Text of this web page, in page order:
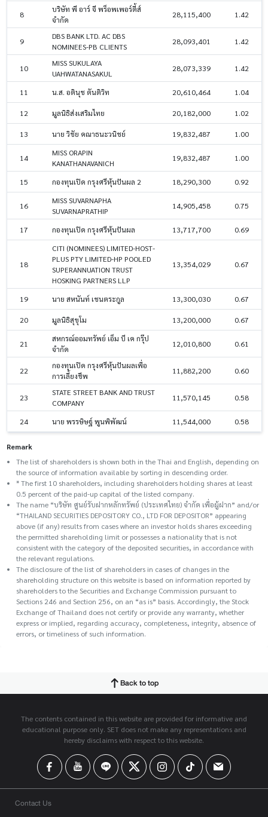
8
บริษัท พี อาร์ จี พร็อพเพอร์ตี้ส์
จำกัด
28,115,400 1.42
9
DBS BANK LTD. AC DBS
NOMINEES-PB CLIENTS
28,093,401 1.42
10
MISS SUKULAYA
UAHWATANASAKUL
28,073,339 1.42
11 น.ส. อตินุช ตันติวิท 20,610,464 1.04
12 มูลนิธิส่งเสริมไทย 20,182,000 1.02
13 นาย วิชัย คณาธนะวนิชย์ 19,832,487 1.00
14
MISS ORAPIN
KANATHANAVANICH
19,832,487 1.00
15 กองทุนเปิด กรุงศรีหุ้นปันผล 2 18,290,300 0.92
16
MISS SUVARNAPHA
SUVARNAPRATHIP
14,905,458 0.75
17 กองทุนเปิด กรุงศรีหุ้นปันผล 13,717,700 0.69
18
CITI (NOMINEES) LIMITED-HOST-
PLUS PTY LIMITED-HP POOLED
SUPERANNUATION TRUST
HOSKING PARTNERS LLP
13,354,029 0.67
19 นาย สหนันท์ เชนตระกูล 13,300,030 0.67
20 มูลนิธิสุขุโม 13,200,000 0.67
21
สหกรณ์ออมทรัพย์ เอ็ม บี เค กรุ๊ป
จำกัด
12,010,800 0.61
22
กองทุนเปิด กรุงศรีหุ้นปันผลเพื่อ
การเลี้ยงชีพ
11,882,200 0.60
23
STATE STREET BANK AND TRUST
COMPANY
11,570,145 0.58
24 นาย พรรษิษฐ์ พูนพิพัฒน์ 11,544,000 0.58
Remark
The list of shareholders is shown both in the Thai and English, depending on
the source of information available by sorting in descending order.
* The first 10 shareholders, including shareholders holding shares at least
0.5 percent of the paid-up capital of the listed company.
The name “บริษัท ศูนย์รับฝากหลักทรัพย์ (ประเทศไทย) จำกัด เพื่อผู้ฝาก” and/or
“THAILAND SECURITIES DEPOSITORY CO., LTD FOR DEPOSITOR” appearing
above (if any) results from cases where an investor holds shares exceeding
the permitted shareholding limit or possesses a nationality that is not
consistent with the category of the deposited securities, in accordance with
the relevant regulations.
The disclosure of the list of shareholders in cases of changes in the
shareholding structure on this website is based on information reported by
shareholders to the Securities and Exchange Commission pursuant to
Sections 246 and Section 256, on an “as is” basis. Accordingly, the Stock
Exchange of Thailand does not certify or provide any warranty, whether
express or implied, regarding accuracy, completeness, integrity, absence of
errors, or timeliness of such information.
Back to top
The contents contained in this website are provided for informative and
educational purpose only. SET does not make any representations and
hereby disclaims with respect to this website.
Contact Us